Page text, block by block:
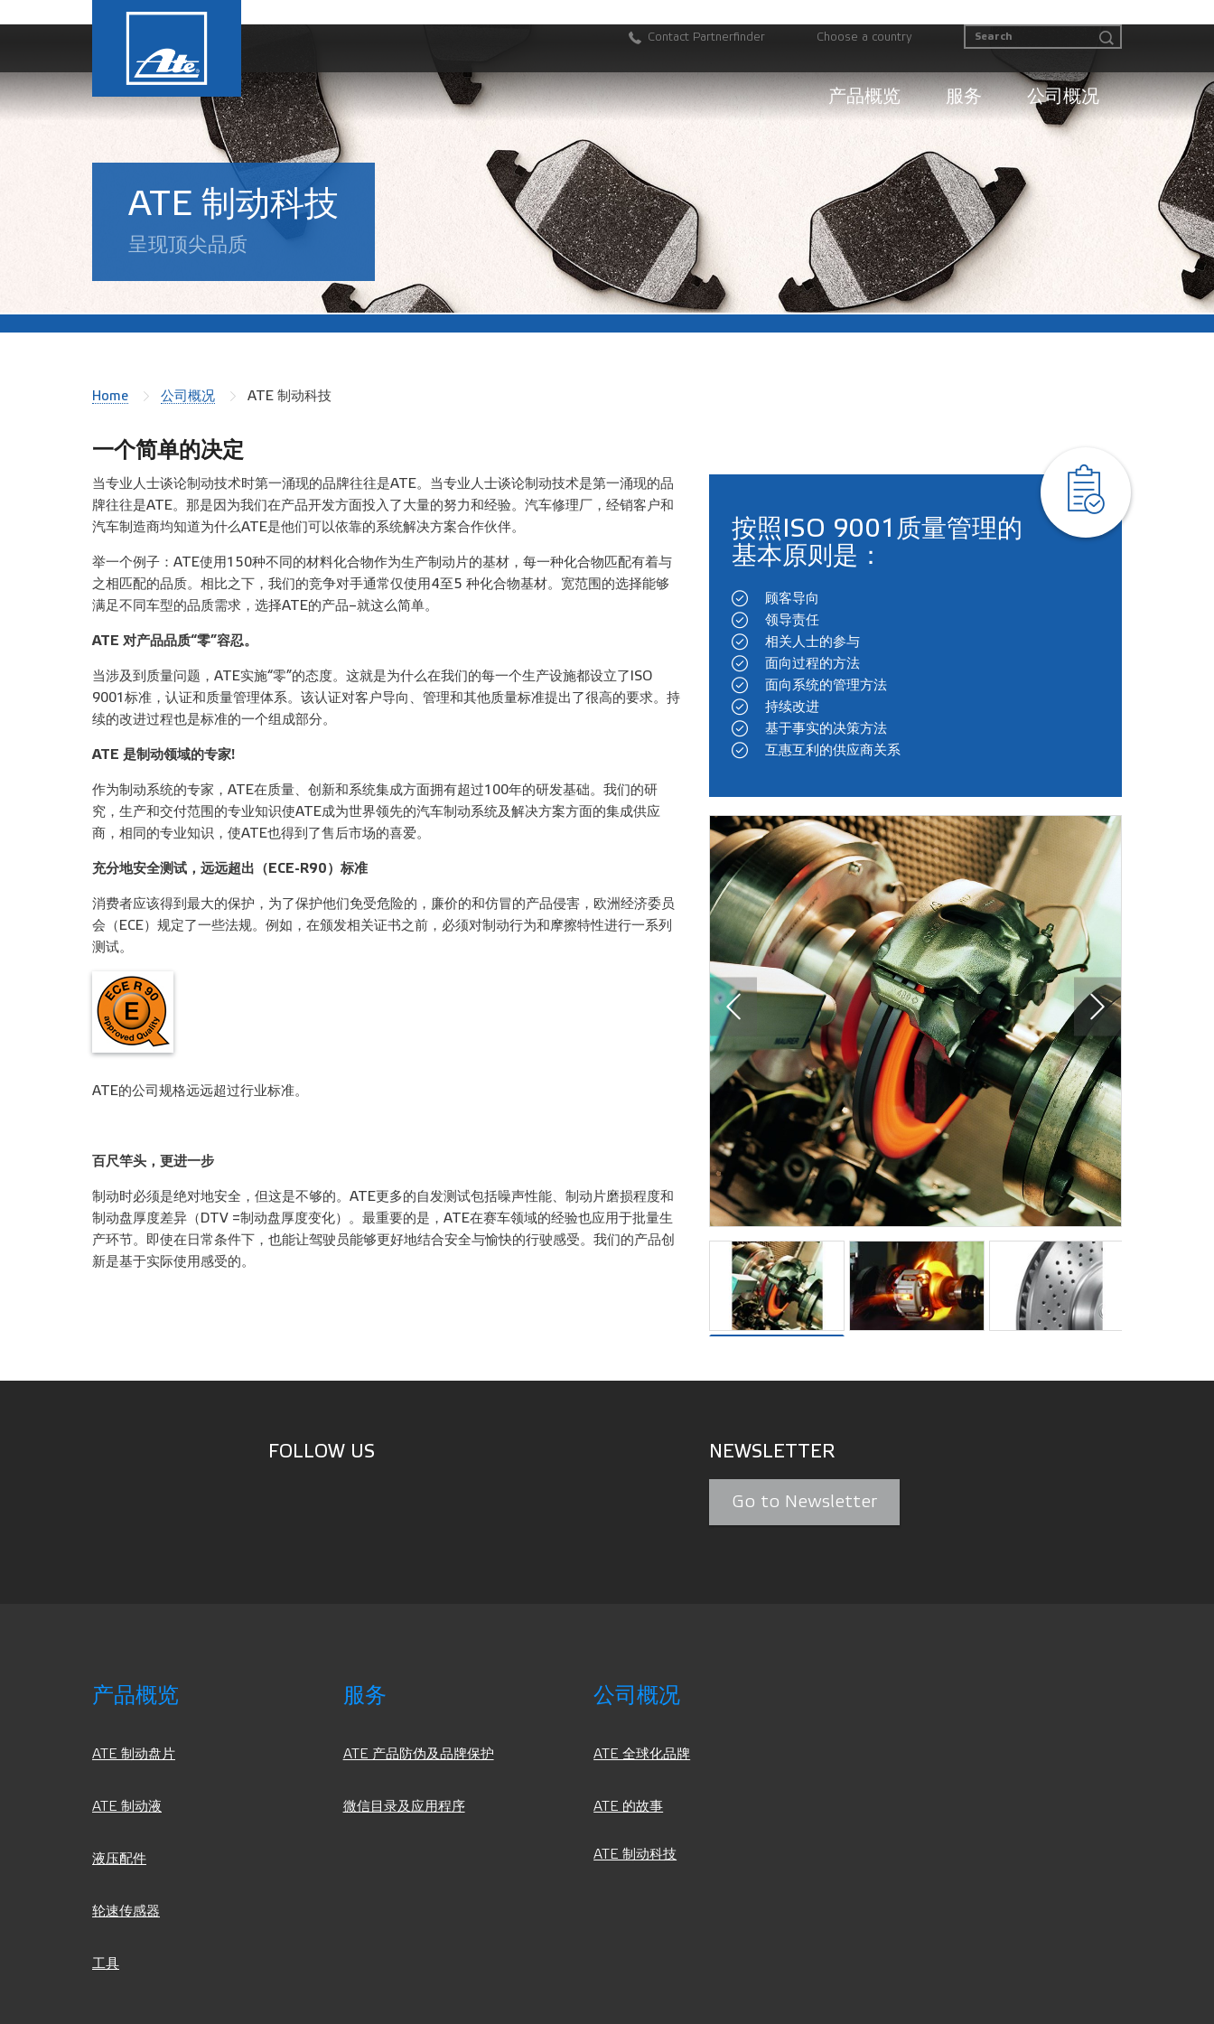
Contact Partnerfinder Choose a country
产品概览 服务 公司概况
ATE 制动科技
呈现顶尖品质
Home 公司概况 ATE 制动科技
一个简单的决定
当专业人士谈论制动技术时第一涌现的品牌往往是ATE。当专业人士谈论制动技术是第一涌现的品
牌往往是ATE。那是因为我们在产品开发方面投入了大量的努力和经验。汽车修理厂，经销客户和
汽车制造商均知道为什么ATE是他们可以依靠的系统解决方案合作伙伴。
举一个例子：ATE使用150种不同的材料化合物作为生产制动片的基材，每一种化合物匹配有着与
之相匹配的品质。相比之下，我们的竞争对手通常仅使用4至5 种化合物基材。宽范围的选择能够
满足不同车型的品质需求，选择ATE的产品–就这么简单。
ATE 对产品品质“零”容忍。
当涉及到质量问题，ATE实施“零”的态度。这就是为什么在我们的每一个生产设施都设立了ISO
9001标准，认证和质量管理体系。该认证对客户导向、管理和其他质量标准提出了很高的要求。持
续的改进过程也是标准的一个组成部分。
ATE 是制动领域的专家!
作为制动系统的专家，ATE在质量、创新和系统集成方面拥有超过100年的研发基础。我们的研
究，生产和交付范围的专业知识使ATE成为世界领先的汽车制动系统及解决方案方面的集成供应
商，相同的专业知识，使ATE也得到了售后市场的喜爱。
充分地安全测试，远远超出（ECE-R90）标准
消费者应该得到最大的保护，为了保护他们免受危险的，廉价的和仿冒的产品侵害，欧洲经济委员
会（ECE）规定了一些法规。例如，在颁发相关证书之前，必须对制动行为和摩擦特性进行一系列
测试。
ATE的公司规格远远超过行业标准。
百尺竿头，更进一步
制动时必须是绝对地安全，但这是不够的。ATE更多的自发测试包括噪声性能、制动片磨损程度和
制动盘厚度差异（DTV =制动盘厚度变化）。最重要的是，ATE在赛车领域的经验也应用于批量生
产环节。即使在日常条件下，也能让驾驶员能够更好地结合安全与愉快的行驶感受。我们的产品创
新是基于实际使用感受的。
按照ISO 9001质量管理的
基本原则是：
顾客导向
领导责任
相关人士的参与
面向过程的方法
面向系统的管理方法
持续改进
基于事实的决策方法
互惠互利的供应商关系
FOLLOW US NEWSLETTER
Go to Newsletter
产品概览
ATE 制动盘片
ATE 制动液
液压配件
轮速传感器
工具
服务
ATE 产品防伪及品牌保护
微信目录及应用程序
公司概况
ATE 全球化品牌
ATE 的故事
ATE 制动科技